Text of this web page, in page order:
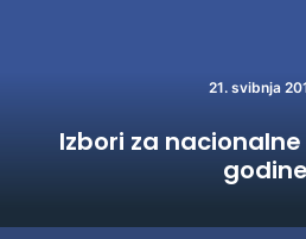
21. svibnja
Izbori za
godine